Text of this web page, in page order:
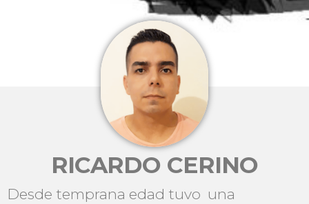
RICARDO CERINO
Desde temprana edad tuvo una